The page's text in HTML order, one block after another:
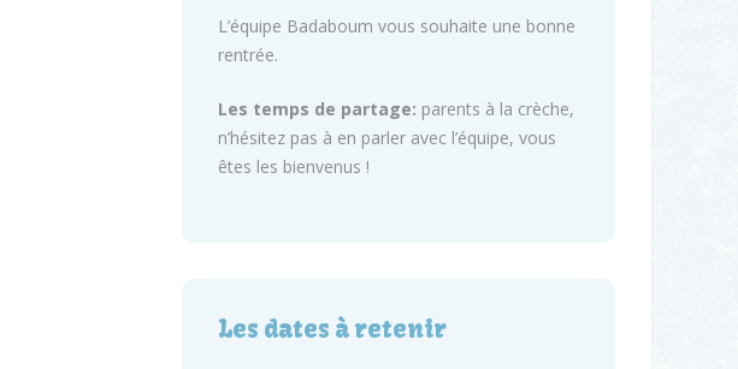
L’équipe Badaboum vous souhaite une bonne
rentrée.
Les temps de partage: parents à la crèche,
n’hésitez pas à en parler avec l’équipe, vous
êtes les bienvenus !
Les dates à retenir